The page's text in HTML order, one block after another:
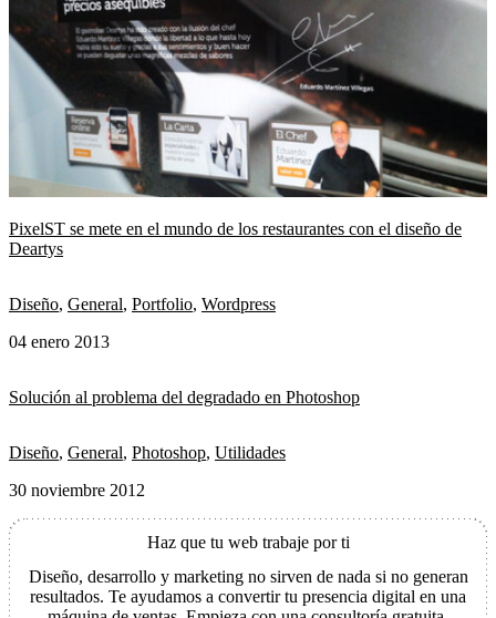
PixelST se mete en el mundo de los restaurantes con el diseño de
Deartys
Diseño, General, Portfolio, Wordpress
04 enero 2013
Solución al problema del degradado en Photoshop
Diseño, General, Photoshop, Utilidades
30 noviembre 2012
Haz que tu web trabaje por ti
Diseño, desarrollo y marketing no sirven de nada si no generan
resultados. Te ayudamos a convertir tu presencia digital en una